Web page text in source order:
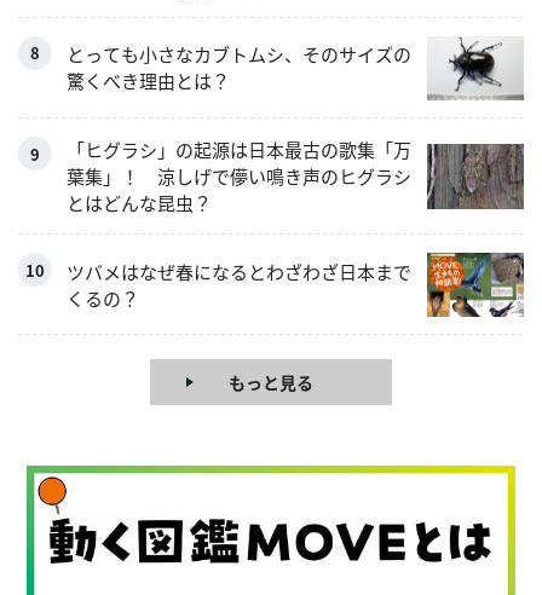
とっても小さなカブトムシ、そのサイズの
驚くべき理由とは？
「ヒグラシ」の起源は日本最古の歌集「万
葉集」！ 涼しげで儚い鳴き声のヒグラシ
とはどんな昆虫？
ツバメはなぜ春になるとわざわざ日本まで
くるの？
もっと見る